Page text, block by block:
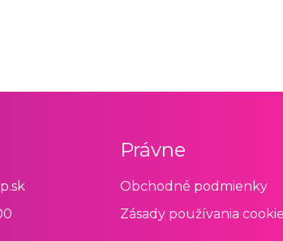
Právne
Obchodné podmienky
Zásady používania